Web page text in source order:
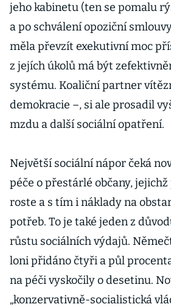
jeho kabinetu (ten se pomalu
a po schválení opoziční
měla převzít exekutivní moc
z jejích úkolů má být
systému. Koaliční partner
demokracie –, si ale prosadil
mzdu a další sociální opatření.
Největší sociální nápor čeká
péče o přestárlé občany,
roste a s tím i náklady na
potřeb. To je také jeden z
růstu sociálních výdajů.
loni přidáno čtyři a půl
na péči vyskočily o desetinu.
„konzervativně-socialistická